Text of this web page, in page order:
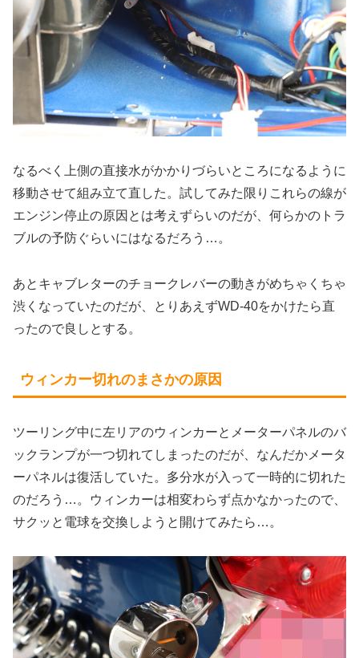
なるべく上側の直接水がかかりづらいところになるように
移動させて組み立て直した。試してみた限りこれらの線が
エンジン停止の原因とは考えずらいのだが、何らかのトラ
ブルの予防ぐらいにはなるだろう…。
あとキャブレターのチョークレバーの動きがめちゃくちゃ
渋くなっていたのだが、とりあえずWD-40をかけたら直
ったので良しとする。
ウィンカー切れのまさかの原因
ツーリング中に左リアのウィンカーとメーターパネルのバ
ックランプが一つ切れてしまったのだが、なんだかメータ
ーパネルは復活していた。多分水が入って一時的に切れた
のだろう…。ウィンカーは相変わらず点かなかったので、
サクッと電球を交換しようと開けてみたら…。